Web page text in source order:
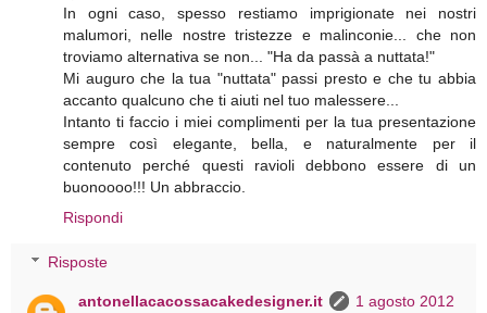
In ogni caso, spesso restiamo imprigionate nei nostri
malumori, nelle nostre tristezze e malinconie... che non
troviamo alternativa se non... "Ha da passà a nuttata!"
Mi auguro che la tua "nuttata" passi presto e che tu abbia
accanto qualcuno che ti aiuti nel tuo malessere...
Intanto ti faccio i miei complimenti per la tua presentazione
sempre così elegante, bella, e naturalmente per il
contenuto perché questi ravioli debbono essere di un
buonoooo!!! Un abbraccio.
Rispondi
Risposte
antonellacacossacakedesigner.it
1 agosto 2012